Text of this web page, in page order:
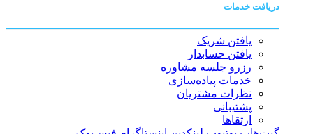
دریافت خدمات
یافتن شریک
یافتن حسابدار
رزرو جلسه مشاوره
خدمات پیاده‌سازی
نظرات مشتریان
پشتیبانی
ارتقاها